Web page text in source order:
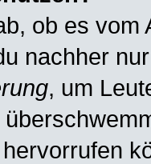
ob es
nachher
, um